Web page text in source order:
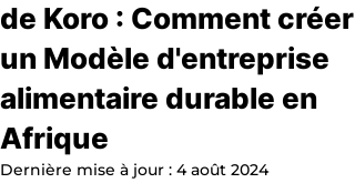
de Koro : Comment créer
un Modèle d'entreprise
alimentaire durable en
Afrique
Dernière mise à jour : 4 août 2024